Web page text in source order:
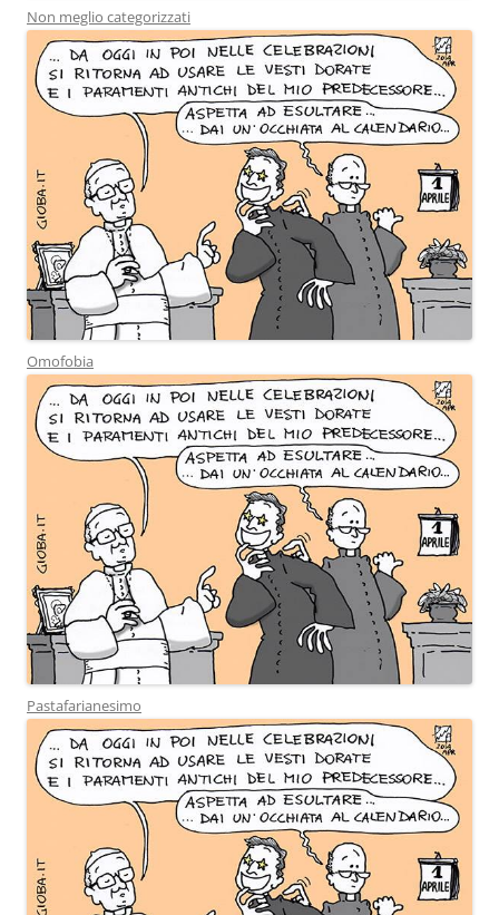
Non meglio categorizzati
Omofobia
Pastafarianesimo